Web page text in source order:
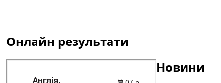
Онлайн результати
Новини